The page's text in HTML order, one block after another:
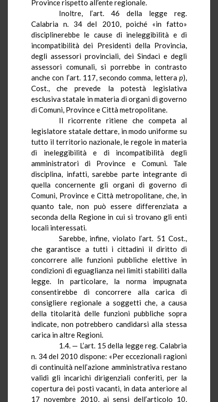
Province rispetto all’ente regionale.
Inoltre, l’art. 46 della legge reg.
Calabria n. 34 del 2010, poiché «in fatto»
disciplinerebbe le cause di ineleggibilità e di
incompatibilità dei Presidenti della Provincia,
degli assessori provinciali, dei Sindaci e degli
assessori comunali, si porrebbe in contrasto
anche con l’art. 117, secondo comma, lettera p),
Cost., che prevede la potestà legislativa
esclusiva statale in materia di organi di governo
di Comuni, Province e Città metropolitane.
Il ricorrente ritiene che competa al
legislatore statale dettare, in modo uniforme su
tutto il territorio nazionale, le regole in materia
di ineleggibilità e di incompatibilità degli
amministratori di Province e Comuni. Tale
disciplina, infatti, sarebbe parte integrante di
quella concernente gli organi di governo di
Comuni, Province e Città metropolitane, che, in
quanto tale, non può essere differenziata a
seconda della Regione in cui si trovano gli enti
locali interessati.
Sarebbe, infine, violato l’art. 51 Cost.,
che garantisce a tutti i cittadini il diritto di
concorrere alle funzioni pubbliche elettive in
condizioni di eguaglianza nei limiti stabiliti dalla
legge. In particolare, la norma impugnata
consentirebbe di concorrere alla carica di
consigliere regionale a soggetti che, a causa
della titolarità delle funzioni pubbliche sopra
indicate, non potrebbero candidarsi alla stessa
carica in altre Regioni.
1.4. — L’art. 15 della legge reg. Calabria
n. 34 del 2010 dispone: «Per eccezionali ragioni
di continuità nell’azione amministrativa restano
validi gli incarichi dirigenziali conferiti, per la
copertura dei posti vacanti, in data anteriore al
17 novembre 2010, ai sensi dell’articolo 10,